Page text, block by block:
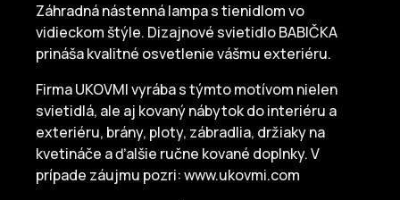
Záhradná nástenná lampa s tienidlom vo
vidieckom štýle. Dizajnové svietidlo BABIČKA
prináša kvalitné osvetlenie vášmu exteriéru.
Firma UKOVMI vyrába s týmto motívom nielen
svietidlá, ale aj kovaný nábytok do interiéru a
exteriéru, brány, ploty, zábradlia, držiaky na
kvetináče a ďalšie ručne kované doplnky. V
prípade záujmu pozri: www.ukovmi.com